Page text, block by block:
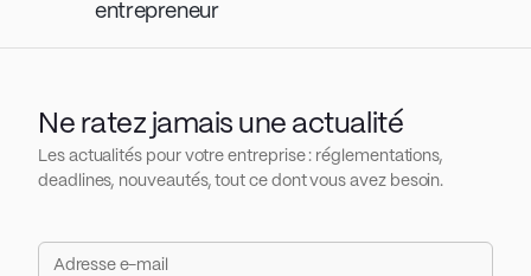
entrepreneur
Ne ratez jamais une actualité
Les actualités pour votre entreprise : réglementations,
deadlines, nouveautés, tout ce dont vous avez besoin.